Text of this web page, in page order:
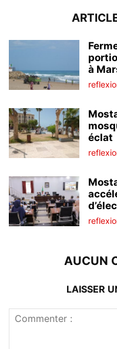
à
éclat
AUCUN
LAISSER